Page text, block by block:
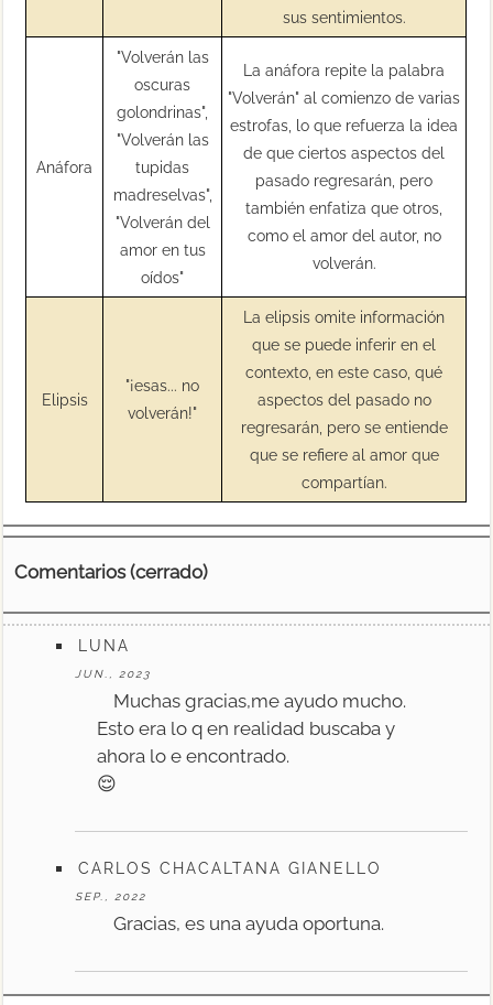
sus sentimientos.
Anáfora
"Volverán las
oscuras
golondrinas",
"Volverán las
tupidas
madreselvas",
"Volverán del
amor en tus
oídos"
La anáfora repite la palabra
"Volverán" al comienzo de varias
estrofas, lo que refuerza la idea
de que ciertos aspectos del
pasado regresarán, pero
también enfatiza que otros,
como el amor del autor, no
volverán.
Elipsis
"¡esas... no
volverán!"
La elipsis omite información
que se puede inferir en el
contexto, en este caso, qué
aspectos del pasado no
regresarán, pero se entiende
que se refiere al amor que
compartían.
Comentarios (cerrado)
LUNA
JUN., 2023
Muchas gracias,me ayudo mucho.
Esto era lo q en realidad buscaba y
ahora lo e encontrado.
😌
CARLOS CHACALTANA GIANELLO
SEP., 2022
Gracias, es una ayuda oportuna.